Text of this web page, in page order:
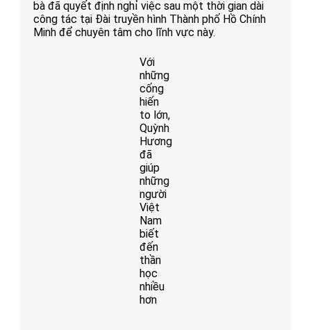
bà đã quyết định nghỉ việc sau một thời gian dài
công tác tại Đài truyền hình Thành phố Hồ Chính
Minh để chuyên tâm cho lĩnh vực này.
Với
những
cống
hiến
to lớn,
Quỳnh
Hương
đã
giúp
những
người
Việt
Nam
biết
đến
thần
học
nhiều
hơn